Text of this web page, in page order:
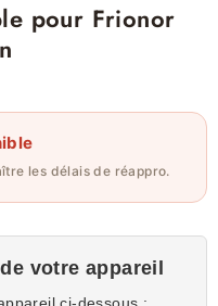
pour Frionor
les délais de réappro.
votre appareil